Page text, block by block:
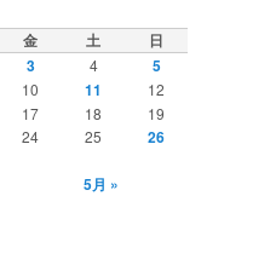
金 土
日
3 4 5
10 11
12
17 18
19
24 25 26
5月 »